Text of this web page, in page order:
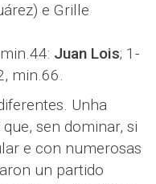
e Grille
Juan Lois; 1-
min.66.
Unha
sen dominar, si
e con numerosas
un partido